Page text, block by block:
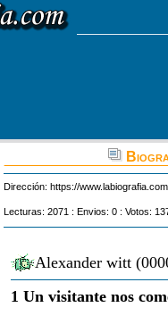
Dirección: https://
Lecturas: 2071 : Envios: 0 : Votos:
Alexander witt
1 Un visitante nos